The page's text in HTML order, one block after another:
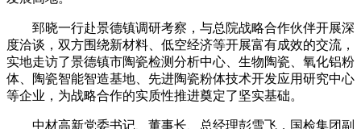
郅晓一行赴景德镇调研考察，与总院战略合作伙伴开展深
度洽谈，双方围绕新材料、低空经济等开展富有成效的交流，
实地走访了景德镇市陶瓷检测分析中心、生物陶瓷、氧化铝粉
体、陶瓷智能智造基地、先进陶瓷粉体技术开发应用研究中心
等企业，为战略合作的实质性推进奠定了坚实基础。
中材高新党委书记、董事长、总经理彭雪飞，国检集团副